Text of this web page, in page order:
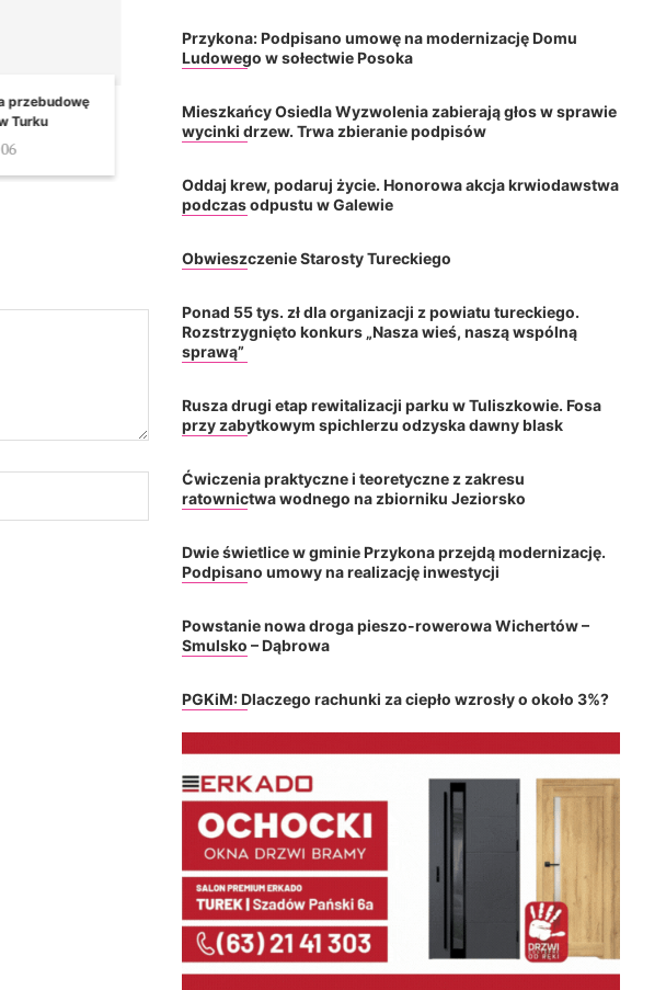
nagrodzone. W
wyróżniono
mistrzów
Czy warto zrobić kurs kucharza po
trzydziestce? Oto jak szybko
zdobyć potrzebną...
Rynek pracy w
pozostaje stabilny,
Przykona: Podpisano umowę na modernizację Domu
Ludowego w sołectwie Posoka
Mieszkańcy Osiedla Wyzwolenia zabierają głos w sprawie
wycinki drzew. Trwa zbieranie podpisów
Oddaj krew, podaruj życie. Honorowa akcja krwiodawstwa
podczas odpustu w Galewie
Obwieszczenie Starosty Tureckiego
Ponad 55 tys. zł dla organizacji z powiatu tureckiego.
Rozstrzygnięto konkurs „Nasza wieś, naszą wspólną
sprawą”
Rusza drugi etap rewitalizacji parku w Tuliszkowie. Fosa
przy zabytkowym spichlerzu odzyska dawny blask
Ćwiczenia praktyczne i teoretyczne z zakresu
ratownictwa wodnego na zbiorniku Jeziorsko
Dwie świetlice w gminie Przykona przejdą modernizację.
Podpisano umowy na realizację inwestycji
Powstanie nowa droga pieszo-rowerowa Wichertów –
Smulsko – Dąbrowa
PGKiM: Dlaczego rachunki za ciepło wzrosły o około 3%?